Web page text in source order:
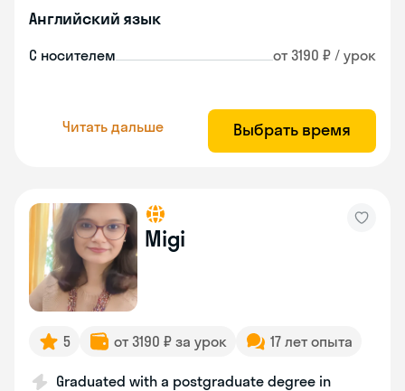
Английский язык
С носителем от 3190 ₽ / урок
Читать дальше Выбрать время
Migi
5 от 3190 ₽ за урок 17 лет опыта
Graduated with a postgraduate degree in